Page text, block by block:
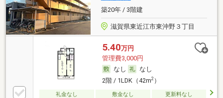
築20年 / 3階建
滋賀県東近江市東沖野３丁目
5.40万円
管理費3,000円
なし
なし
2階 / 1LDK（42m2）
礼金なし 敷金なし
更新料なし